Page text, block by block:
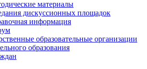
материалы
дискуссионных площадок
информация
образовательные организации
образования